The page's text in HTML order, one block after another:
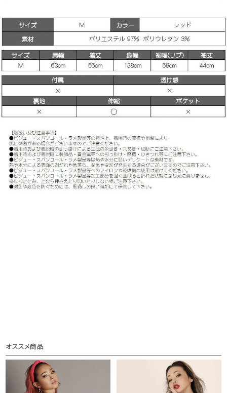
オススメ商品